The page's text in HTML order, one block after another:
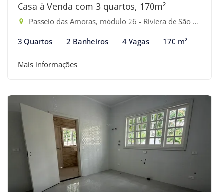
Casa à Venda com 3 quartos, 170m²
Passeio das Amoras, módulo 26 - Riviera de São Lourenço, Bertioga-SP
3 Quartos 2 Banheiros 4 Vagas 170 m²
Mais informações